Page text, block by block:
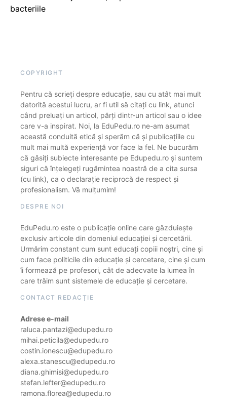
bacteriile
COPYRIGHT
Pentru că scrieți despre educație, sau cu atât mai mult
datorită acestui lucru, ar fi util să citați cu link, atunci
când preluați un articol, părți dintr-un articol sau o idee
care v-a inspirat. Noi, la EduPedu.ro ne-am asumat
această conduită etică și sperăm că și publicațiile cu
mult mai multă experiență vor face la fel. Ne bucurăm
că găsiți subiecte interesante pe Edupedu.ro și suntem
siguri că înțelegeți rugămintea noastră de a cita sursa
(cu link), ca o declarație reciprocă de respect și
profesionalism. Vă mulțumim!
DESPRE NOI
EduPedu.ro este o publicație online care găzduiește
exclusiv articole din domeniul educației și cercetării.
Urmărim constant cum sunt educați copiii noștri, cine și
cum face politicile din educație și cercetare, cine și cum
îi formează pe profesori, cât de adecvate la lumea în
care trăim sunt sistemele de educație și cercetare.
CONTACT REDACȚIE
Adrese e-mail
raluca.pantazi@edupedu.ro
mihai.peticila@edupedu.ro
costin.ionescu@edupedu.ro
alexa.stanescu@edupedu.ro
diana.ghimisi@edupedu.ro
stefan.lefter@edupedu.ro
ramona.florea@edupedu.ro